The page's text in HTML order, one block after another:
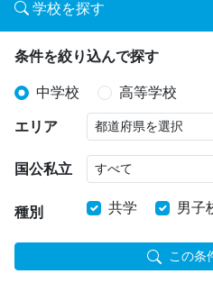
学校を探す
条件を絞り込んで探す
中学校 高等学校
エリア
国公私立
種別 共学 男子
この条